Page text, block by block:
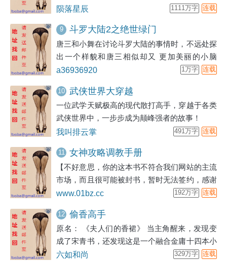
裳，也不过就是一条裤衩和一件小背心。老妈看
顾右盼，脸也泛起了一丝红晕。“妈妈，你也脱
衣裳睡觉啊！”我钻进被窝里，看着还愣在那里
的老妈说道。“好了，你先睡觉吧。妈妈就这样
睡！”说着，她就要往毯子里钻。这我哪里肯依
对身体发育不好，
陨落星辰 连载
1111万字
9 斗罗大陆2之绝世绿门
唐三和小舞在讨论斗罗大陆的事情时，不远处探
出一个样貌和唐三相似却又 更加美丽的小脑
袋，「总听爸爸、妈妈说起斗罗大陆，似乎很好
影默默的看着那个女孩。站在唐三身边的小舞
仿佛觉察到了什么，往人影消失的方向看了一
眼，顿时脸颊绯红，眼色也渐渐迷 离了起来。
那个女孩自言自语地说着什么，然后她那娇小的
时那个人影也一闪而过。
a36936920 连载
1万字
10 武侠世界大穿越
一位武学天赋极高的现代散打高手，穿越于各类
武侠世界中，一步步成为颠峰强者的故事！
我叫排云掌 连载
491万字
11 女神攻略调教手册
【不好意思，你的这本书不符合我们网站的主流
市场，而且很可能被封书，暂时无法签约，感谢
投稿。——起飞文学网责编大鹏。】看着等了七
镜丢在桌子上。从口袋里摸出一包６块的软白沙
抽出一根，用打火机点上之后狠狠的抽了几口。
www.01bz.cc 连载
192万字
12 偷香高手
原名： 《夫人们的香裙》 当主角醒来，发现变
成了宋青书，还发现这是一个融合金庸十四本小
说的大乱世； 姑娘，你的笑容好甜； 夫人，你
六如和尚 连载
329万字